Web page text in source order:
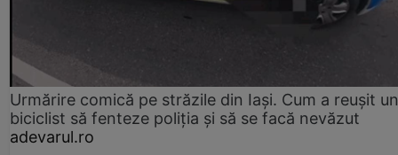
Urmărire comică pe străzile din Iași. Cum a reușit un
biciclist să fenteze poliția și să se facă nevăzut
adevarul.ro